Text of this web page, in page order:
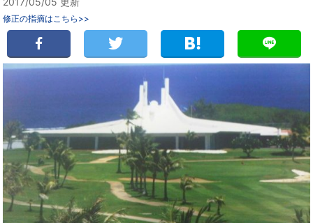
修正の指摘はこちら>>